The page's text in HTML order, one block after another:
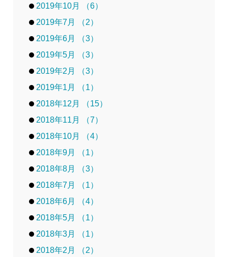
2019年10月 （6）
2019年7月 （2）
2019年6月 （3）
2019年5月 （3）
2019年2月 （3）
2019年1月 （1）
2018年12月 （15）
2018年11月 （7）
2018年10月 （4）
2018年9月 （1）
2018年8月 （3）
2018年7月 （1）
2018年6月 （4）
2018年5月 （1）
2018年3月 （1）
2018年2月 （2）